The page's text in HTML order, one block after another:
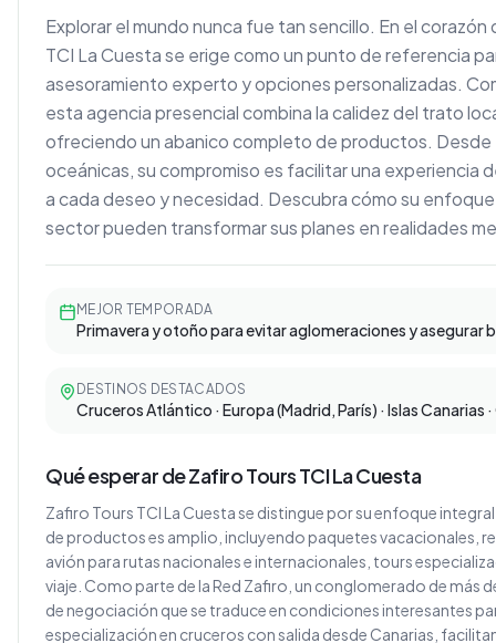
Explorar el mundo nunca fue tan sencillo. En el
TCI La Cuesta se erige como un punto de referencia
asesoramiento experto y opciones personalizadas.
esta agencia presencial combina la calidez del trato
ofreciendo un abanico completo de productos. Desde
oceánicas, su compromiso es facilitar una experiencia
a cada deseo y necesidad. Descubra cómo su
sector pueden transformar sus planes en realidades
MEJOR TEMPORADA
Primavera y otoño para evitar aglomeraciones y asegurar
DESTINOS DESTACADOS
Cruceros Atlántico · Europa (Madrid, París) · Islas Canarias
Qué esperar de Zafiro Tours TCI La Cuesta
Zafiro Tours TCI La Cuesta se distingue por su enfoque
de productos es amplio, incluyendo paquetes vacacionales,
avión para rutas nacionales e internacionales, tours
viaje. Como parte de la Red Zafiro, un conglomerado de más
de negociación que se traduce en condiciones interesantes
especialización en cruceros con salida desde Canarias,